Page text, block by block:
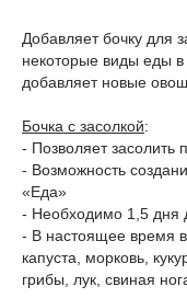
Добавляет бочку для
некоторые виды еды
добавляет новые
Бочка с засолкой:
- Позволяет засолить
- Возможность
«Еда»
- Необходимо 1,5 дня
- В настоящее время
капуста, морковь,
грибы, лук, свиная